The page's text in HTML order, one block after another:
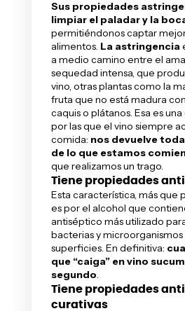
Sus propiedades
limpiar el paladar y la
permitiéndonos captar
alimentos. La astringencia
a medio camino entre el
sequedad intensa, que
vino, otras plantas como la
fruta que no está madura
caquis o plátanos. Esa es
por las que el vino siempre
comida: nos devuelve
de lo que estamos
que realizamos un trago.
Tiene propiedades
Esta característica, más que
es por el alcohol que
antiséptico más utilizado
bacterias y
superficies. En definitiva:
que “caiga” en vino
segundo.
Tiene propiedades
curativas